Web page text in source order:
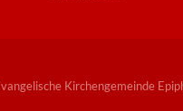
Kirchengemeinde